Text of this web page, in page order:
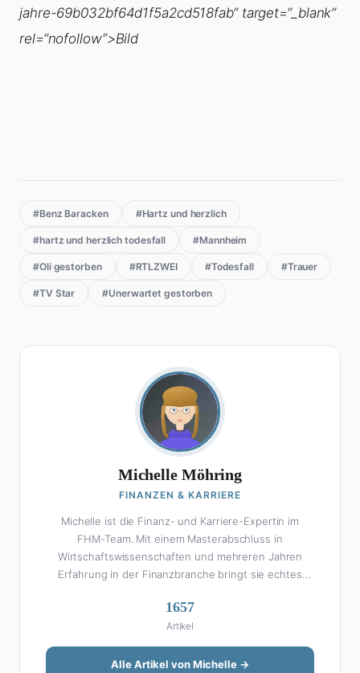
jahre-69b032bf64d1f5a2cd518fab“ target=“_blank“
rel=“nofollow“>Bild
#Benz Baracken #Hartz und herzlich
#hartz und herzlich todesfall #Mannheim
#Oli gestorben #RTLZWEI #Todesfall #Trauer
#TV Star #Unerwartet gestorben
Michelle Möhring
FINANZEN & KARRIERE
Michelle ist die Finanz- und Karriere-Expertin im
FHM-Team. Mit einem Masterabschluss in
Wirtschaftswissenschaften und mehreren Jahren
Erfahrung in der Finanzbranche bringt sie echtes
Michelle klingt Altersvorsorge nicht wie eine
Steuererklärung. Ihre Stärke liegt darin, komplexe
Finanzthemen so aufzubereiten, dass sie jeder
versteht – ohne Fachchinesisch, dafür mit konkreten
1657
Artikel
Alle Artikel von Michelle →